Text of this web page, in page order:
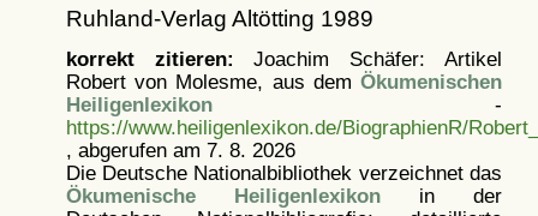
Ruhland-Verlag Altötting 1989
korrekt zitieren: Joachim Schäfer: Artikel
Robert von Molesme, aus dem Ökumenischen
Heiligenlexikon-
https://www.heiligenlexikon.de/BiographienR/
, abgerufen am 7. 8. 2026
Die Deutsche Nationalbibliothek verzeichnet das
Ökumenische Heiligenlexikonin der